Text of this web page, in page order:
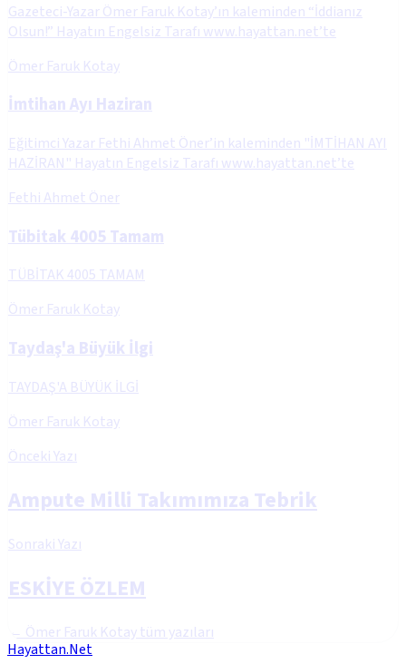
Gazeteci-Yazar Ömer Faruk Kotay’ın kaleminden “İddianız
Olsun!” Hayatın Engelsiz Tarafı www.hayattan.net’te
Ömer Faruk Kotay
İmtihan Ayı Haziran
Eğitimci Yazar Fethi Ahmet Öner’in kaleminden "İMTİHAN AYI
HAZİRAN" Hayatın Engelsiz Tarafı www.hayattan.net’te
Fethi Ahmet Öner
Tübitak 4005 Tamam
TÜBİTAK 4005 TAMAM
Ömer Faruk Kotay
Taydaş'a Büyük İlgi
TAYDAŞ'A BÜYÜK İLGİ
Ömer Faruk Kotay
Önceki Yazı
Ampute Milli Takımımıza Tebrik
Sonraki Yazı
ESKİYE ÖZLEM
← Ömer Faruk Kotaytüm yazıları
Hayattan.Net